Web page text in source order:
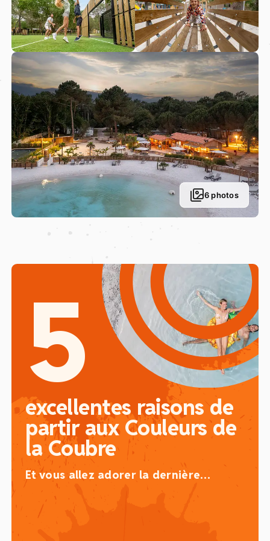
6 photos
5
excellentesraisons de
partiraux Couleurs de
la Coubre
Et vous allez adorer la dernière…